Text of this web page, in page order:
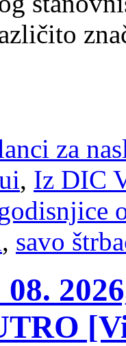
za
, Iz DIC
, savo